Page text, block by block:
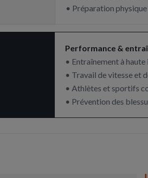
• Préparation
Performance &
• Entraînement à
• Travail de vitesse et
• Athlètes et sportifs
• Prévention des